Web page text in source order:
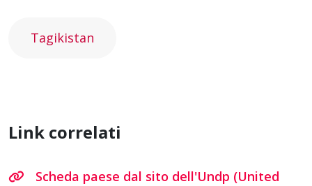
Tagikistan
Link correlati
Scheda paese dal sito dell'Undp (United